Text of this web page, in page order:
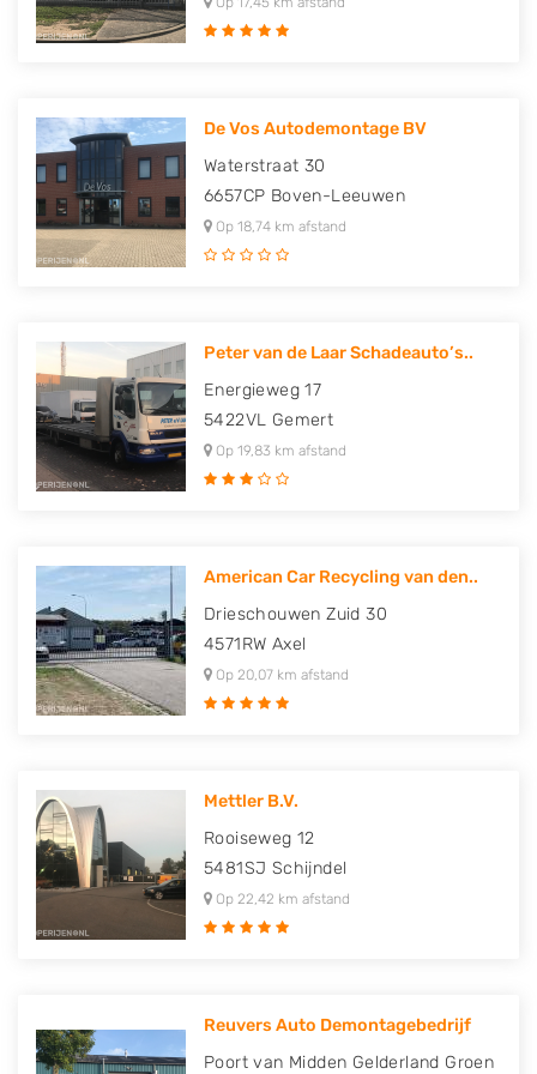
De Vos Autodemontage BV
Waterstraat 30
6657CP Boven-Leeuwen
Op 18,74 km afstand
Peter van de Laar Schadeauto’s..
Energieweg 17
5422VL Gemert
Op 19,83 km afstand
American Car Recycling van den..
Drieschouwen Zuid 30
4571RW Axel
Op 20,07 km afstand
Mettler B.V.
Rooiseweg 12
5481SJ Schijndel
Op 22,42 km afstand
Reuvers Auto Demontagebedrijf
Poort van Midden Gelderland Groen